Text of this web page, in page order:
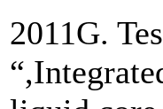
2011G.